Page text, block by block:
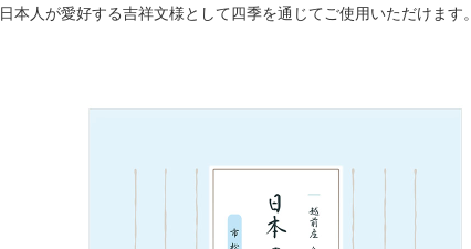
日本人が愛好する吉祥文様として四季を通じてご使用いただけます。